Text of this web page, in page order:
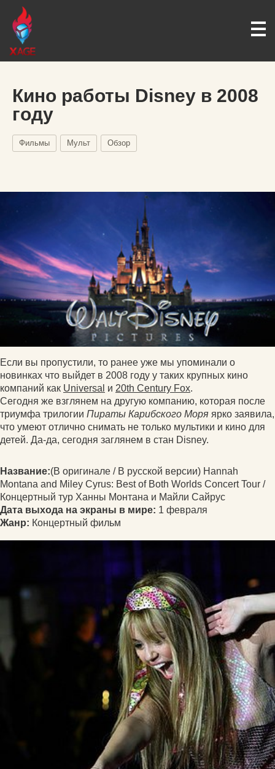
Кино работы Disney в 2008
году
Фильмы Мульт Обзор
Если вы пропустили, то ранее уже мы упоминали о
новинках что выйдет в 2008 году у таких крупных кино
компаний как Universal и 20th Century Fox.
Сегодня же взглянем на другую компанию, которая после
триумфа трилогии Пираты Карибского Моря ярко заявила,
что умеют отлично снимать не только мультики и кино для
детей. Да-да, сегодня заглянем в стан Disney.
Название:(В оригинале / В русской версии) Hannah
Montana and Miley Cyrus: Best of Both Worlds Concert Tour /
Концертный тур Ханны Монтана и Майли Сайрус
Дата выхода на экраны в мире: 1 февраля
Жанр: Концертный фильм